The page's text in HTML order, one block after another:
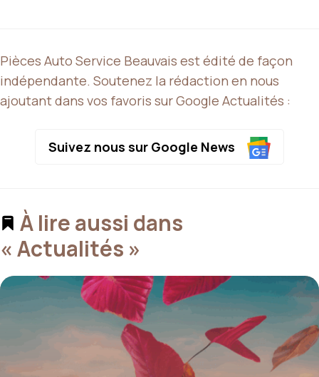
Pièces Auto Service Beauvais est édité de façon
indépendante. Soutenez la rédaction en nous
ajoutant dans vos favoris sur Google Actualités :
Suivez nous sur Google News
À lire aussi dans
« Actualités »